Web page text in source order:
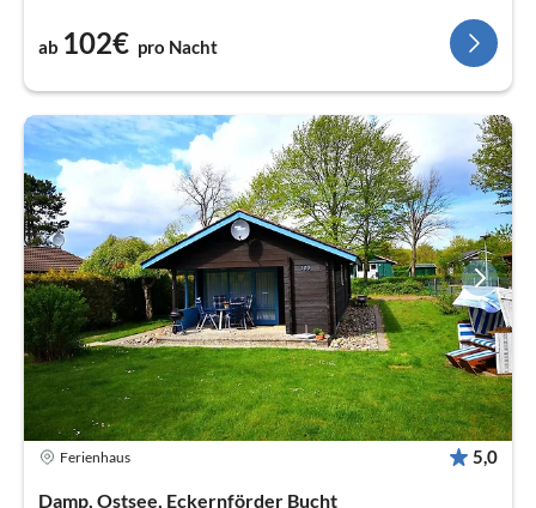
ab 102€ pro Nacht
Ferienhaus 5,0
Damp, Ostsee, Eckernförder Bucht